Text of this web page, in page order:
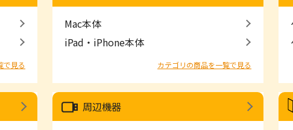
で見る
Mac本体
iPad・iPhone本体
カテゴリの商品を一覧で見る
周辺機器